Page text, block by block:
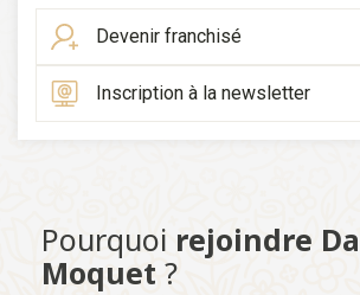
Devenir franchisé
Inscription à la newsletter
Pourquoi rejoindre
Moquet ?